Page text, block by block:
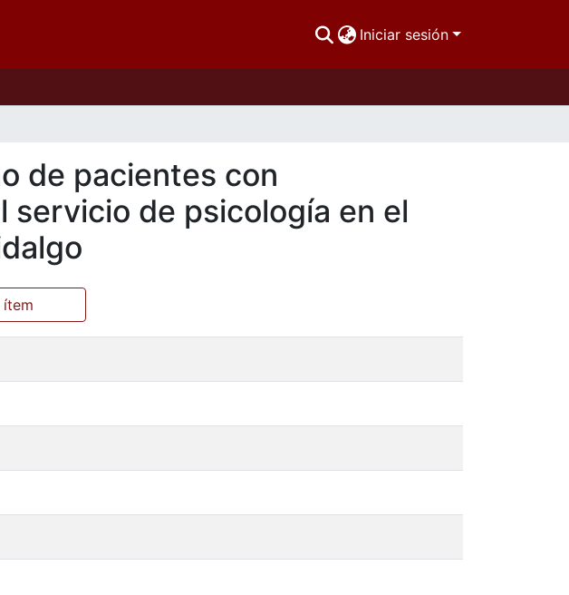
Iniciar sesión
de pacientes con
de psicología en el
ítem